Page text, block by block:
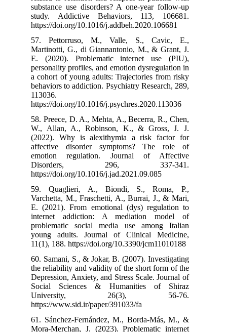
substance use
study.
https://doi.org/
57.
Martinotti, G.,
E. (2020).
personality
a cohort of
behaviors to
https://doi.org/
58. Preece, D.
W., Allan,
(2022). Why
affective
emotion
59.
Varchetta, M.,
E. (2021).
internet
problematic
young
11(1), 188.
60. Samani,
the reliability
Depression,
Social
61. Sánchez-
Mora-